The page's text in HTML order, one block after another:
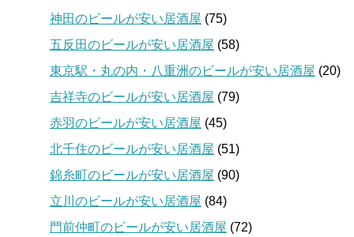
神田のビールが安い居酒屋 (75)
五反田のビールが安い居酒屋 (58)
東京駅・丸の内・八重洲のビールが安い居酒屋 (20)
吉祥寺のビールが安い居酒屋 (79)
赤羽のビールが安い居酒屋 (45)
北千住のビールが安い居酒屋 (51)
錦糸町のビールが安い居酒屋 (90)
立川のビールが安い居酒屋 (84)
門前仲町のビールが安い居酒屋 (72)